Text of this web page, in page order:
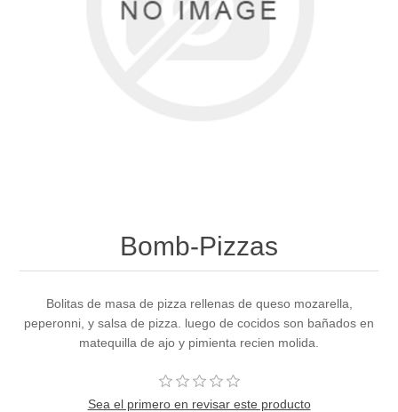
Bomb-Pizzas
Bolitas de masa de pizza rellenas de queso mozarella,
peperonni, y salsa de pizza. luego de cocidos son bañados en
matequilla de ajo y pimienta recien molida.
Sea el primero en revisar este producto